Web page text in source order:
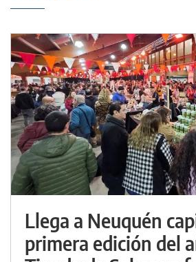
Llega a Neuquén
primera edición del